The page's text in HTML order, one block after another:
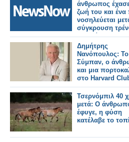
άνθρωπος
ζωή του και ένα
νοσηλεύεται
σύγκρουση
αυτοκίνητο.
Δημήτρης
Νανόπουλος: Το
Σύμπαν, ο
και μια
στο Harvard
Τσερνόμπιλ 40
μετά: Ο
έφυγε, η φύση
κατέλαβε το